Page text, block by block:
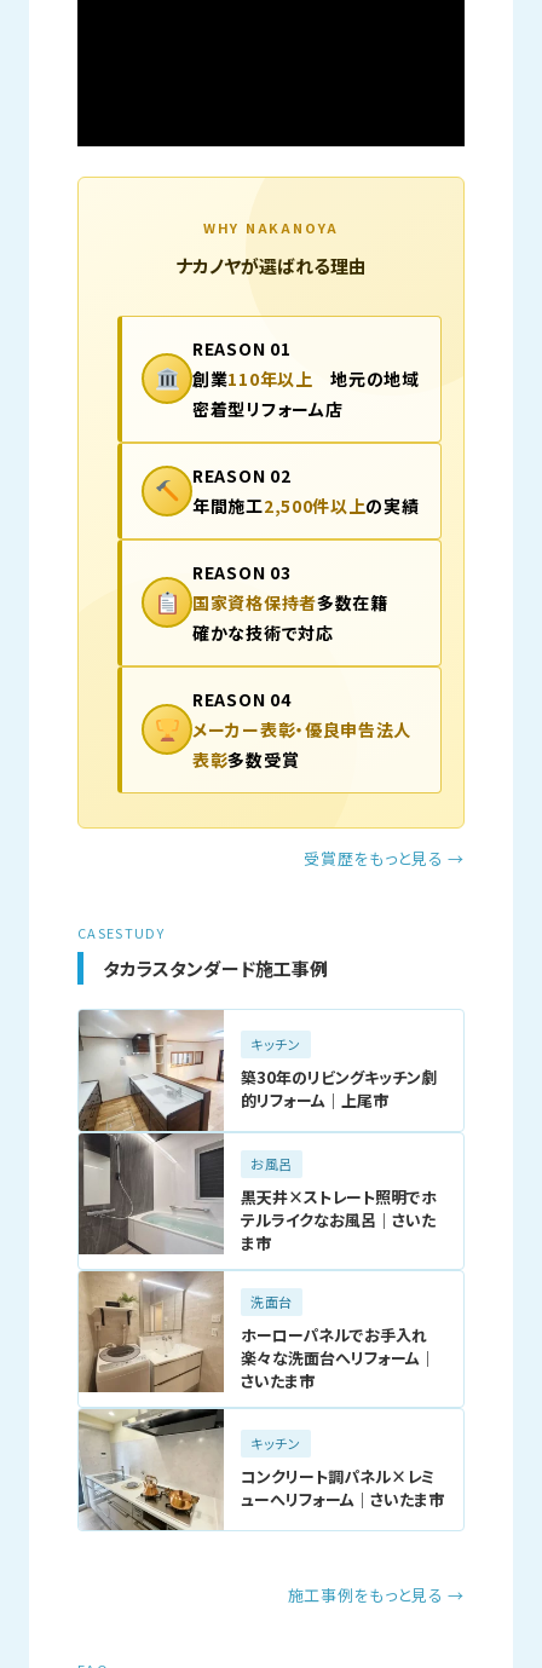
WHY NAKANOYA
ナカノヤが選ばれる理由
REASON 01
創業110年以上 地元の地域
密着型リフォーム店
REASON 02
年間施工2,500件以上の実績
REASON 03
国家資格保持者多数在籍
確かな技術で対応
REASON 04
メーカー表彰・優良申告法人
表彰多数受賞
受賞歴をもっと見る →
CASESTUDY
タカラスタンダード施工事例
キッチン
築30年のリビングキッチン劇
的リフォーム｜上尾市
お風呂
黒天井×ストレート照明でホ
テルライクなお風呂｜さいた
ま市
洗面台
ホーローパネルでお手入れ
楽々な洗面台へリフォーム｜
さいたま市
キッチン
コンクリート調パネル×レミ
ューへリフォーム｜さいたま市
施工事例をもっと見る →